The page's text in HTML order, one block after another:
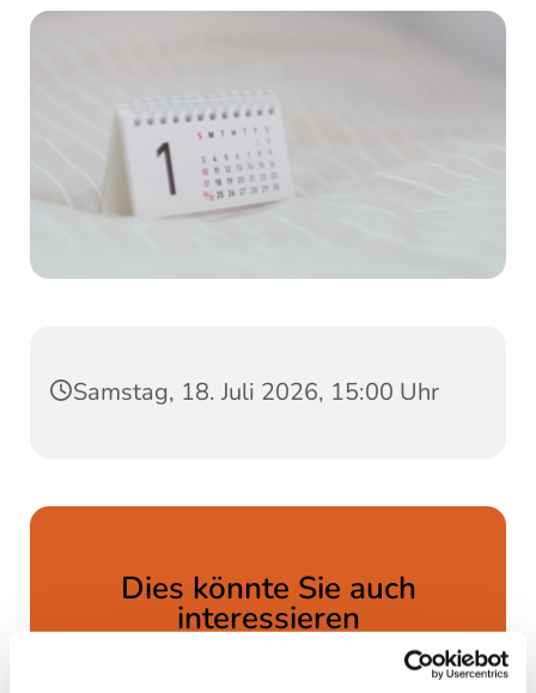
Samstag, 18. Juli 2026, 15:00 Uhr
Dies könnte Sie auch
interessieren